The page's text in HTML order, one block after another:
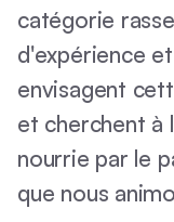
catégorie
d'expérience
envisagent
et cherchent à
nourrie par le
que nous